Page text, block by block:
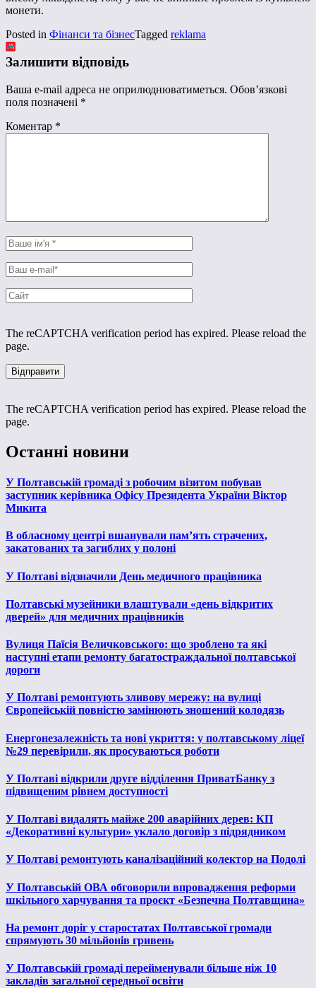
монети.
Posted in Фінанси та бізнесTagged reklama
Залишити відповідь
Ваша e-mail адреса не оприлюднюватиметься. Обов’язкові
поля позначені *
Коментар *
The reCAPTCHA verification period has expired. Please reload the
page.
The reCAPTCHA verification period has expired. Please reload the
page.
Останні новини
У Полтавській громаді з робочим візитом побував
заступник керівника Офісу Президента України Віктор
Микита
В обласному центрі вшанували пам’ять страчених,
закатованих та загиблих у полоні
У Полтаві відзначили День медичного працівника
Полтавські музейники влаштували «день відкритих
дверей» для медичних працівників
Вулиця Паїсія Величковського: що зроблено та які
наступні етапи ремонту багатостраждальної полтавської
дороги
У Полтаві ремонтують зливову мережу: на вулиці
Європейській повністю замінюють зношений колодязь
Енергонезалежність та нові укриття: у полтавському ліцеї
№29 перевірили, як просуваються роботи
У Полтаві відкрили друге відділення ПриватБанку з
підвищеним рівнем доступності
У Полтаві видалять майже 200 аварійних дерев: КП
«Декоративні культури» уклало договір з підрядником
У Полтаві ремонтують каналізаційний колектор на Подолі
У Полтавській ОВА обговорили впровадження реформи
шкільного харчування та проєкт «Безпечна Полтавщина»
На ремонт доріг у старостатах Полтавської громади
спрямують 30 мільйонів гривень
У Полтавській громаді перейменували більше ніж 10
закладів загальної середньої освіти